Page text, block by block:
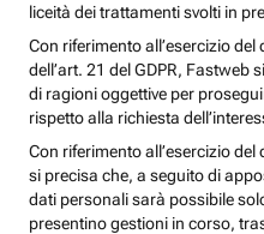
liceità dei trattamenti svolti in
Con riferimento all’esercizio
dell’art. 21 del GDPR, Fastweb
di ragioni oggettive per
rispetto alla richiesta
Con riferimento all’esercizio
si precisa che, a seguito di
dati personali sarà possibile
presentino gestioni in corso,